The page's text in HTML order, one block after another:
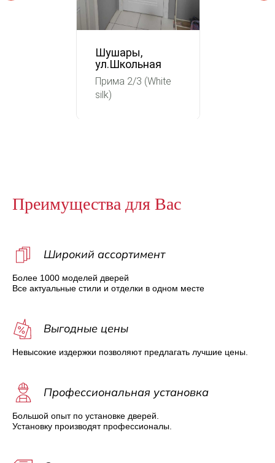
Шушары,
ул.Школьная
Прима 2/3 (White
silk)
Преимущества для Вас
Широкий ассортимент
Более 1000 моделей дверей
Все актуальные стили и отделки в одном месте
Выгодные цены
Невысокие издержки позволяют предлагать лучшие цены.
Профессиональная установка
Большой опыт по установке дверей.
Установку производят профессионалы.